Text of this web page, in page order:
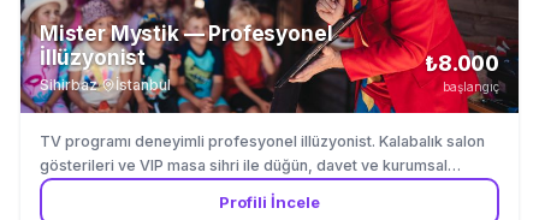
Mister Mystik — Profesyonel
İllüzyonist
Sihirbaz· İstanbul
₺8.000
başlangıç
TV programı deneyimli profesyonel illüzyonist. Kalabalık salon
gösterileri ve VIP masa sihri ile düğün, davet ve kurumsal
etkinlikler.
Profili İncele